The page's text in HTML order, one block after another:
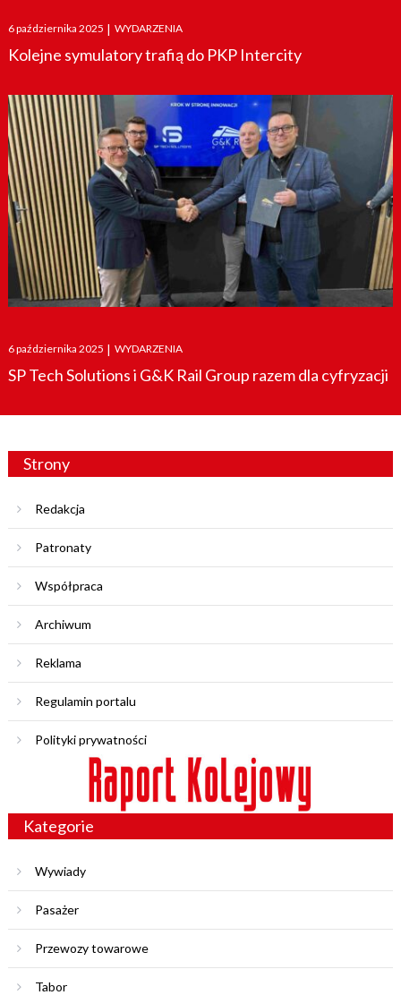
Posted
on
6 października 2025 | WYDARZENIA
Kolejne symulatory trafią do PKP Intercity
Posted
on
6 października 2025 | WYDARZENIA
SP Tech Solutions i G&K Rail Group razem dla cyfryzacji
Strony
Redakcja
Patronaty
Współpraca
Archiwum
Reklama
Regulamin portalu
Polityki prywatności
Kategorie
Wywiady
Pasażer
Przewozy towarowe
Tabor